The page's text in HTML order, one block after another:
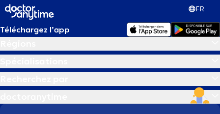
FR
Téléchargez l’app